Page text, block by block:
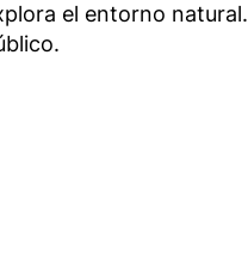
el entorno natural.